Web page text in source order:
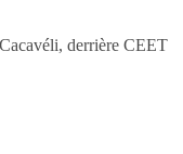
derrière CEET